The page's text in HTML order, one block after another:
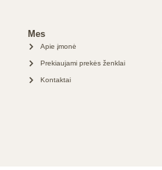
Mes
Apie įmonė
Prekiaujami prekės ženklai
Kontaktai